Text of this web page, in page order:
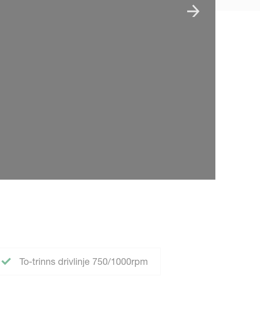
To-trinns drivlinje 750/1000rpm